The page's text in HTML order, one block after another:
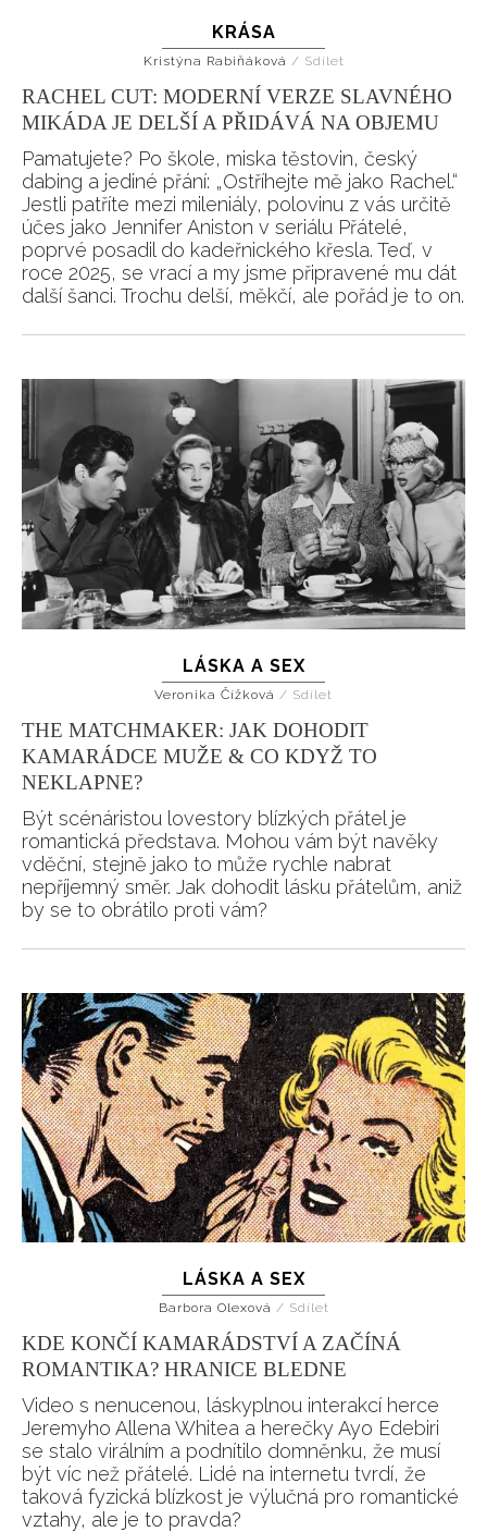
KRÁSA
Kristýna Rabiňáková / Sdílet
RACHEL CUT: MODERNÍ VERZE SLAVNÉHO
MIKÁDA JE DELŠÍ A PŘIDÁVÁ NA OBJEMU
Pamatujete? Po škole, miska těstovin, český
dabing a jediné přání: „Ostříhejte mě jako Rachel.“
Jestli patříte mezi mileniály, polovinu z vás určitě
účes jako Jennifer Aniston v seriálu Přátelé,
poprvé posadil do kadeřnického křesla. Teď, v
roce 2025, se vrací a my jsme připravené mu dát
další šanci. Trochu delší, měkčí, ale pořád je to on.
LÁSKA A SEX
Veronika Čížková / Sdílet
THE MATCHMAKER: JAK DOHODIT
KAMARÁDCE MUŽE & CO KDYŽ TO
NEKLAPNE?
Být scénáristou lovestory blízkých přátel je
romantická představa. Mohou vám být navěky
vděční, stejně jako to může rychle nabrat
nepříjemný směr. Jak dohodit lásku přátelům, aniž
by se to obrátilo proti vám?
LÁSKA A SEX
Barbora Olexová / Sdílet
KDE KONČÍ KAMARÁDSTVÍ A ZAČÍNÁ
ROMANTIKA? HRANICE BLEDNE
Video s nenucenou, láskyplnou interakcí herce
Jeremyho Allena Whitea a herečky Ayo Edebiri
se stalo virálním a podnítilo domněnku, že musí
být víc než přátelé. Lidé na internetu tvrdí, že
taková fyzická blízkost je výlučná pro romantické
vztahy, ale je to pravda?